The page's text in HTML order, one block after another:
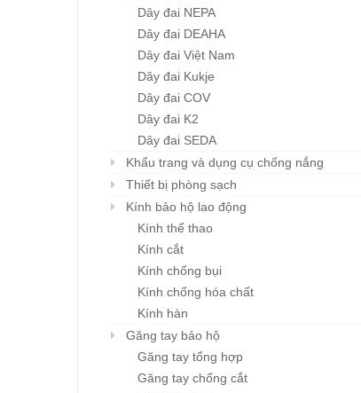
Dây đai NEPA
Dây đai DEAHA
Dây đai Việt Nam
Dây đai Kukje
Dây đai COV
Dây đai K2
Dây đai SEDA
Khẩu trang và dụng cụ chống nắng
Thiết bị phòng sạch
Kính bảo hộ lao động
Kính thể thao
Kính cắt
Kính chống bụi
Kính chống hóa chất
Kính hàn
Găng tay bảo hộ
Găng tay tổng hợp
Găng tay chống cắt